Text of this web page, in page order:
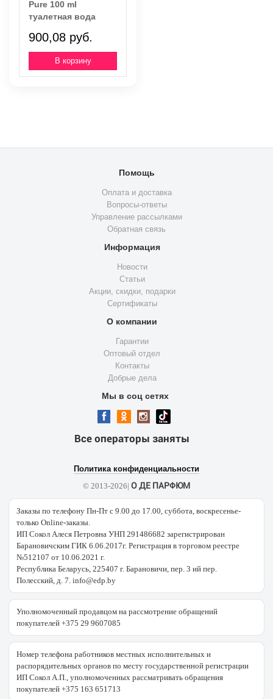
Pure 100 ml
туалетная вода
900,08 руб.
Помощь
Оплата и доставка
Вопросы-ответы
Управление рассылками
Обратная связь
Информация
Новости
Статьи
Акции, скидки, подарки
Сертификаты
О компании
Гарантии
Оптовый отдел
Контакты
Добрые дела
Мы в соц сетях
Все операторы заняты
Политика конфиденциальности
© 2013-2026| О ДЕ ПАРФЮМ
Заказы по телефону Пн-Пт с 9.00 до 17.00, суббота, воскресенье-
только Online-заказы.
ИП Сокол Алеся Петровна УНП 291486682 зарегистрирован
Барановичским ГИК 6.06.2017г. Регистрация в торговом реестре
№512107 от 10.06.2021 г.
Республика Беларусь, 225407 г. Барановичи, пер. 3 ий пер.
Полесский, д. 7. info@edp.by
Уполномоченный продавцом на рассмотрение обращений
покупателей +375 29 9607085
Номер телефона работников местных исполнительных и
распорядительных органов по месту государственной регистрации
ИП Сокол А.П., уполномоченных рассматривать обращения
покупателей +375 163 651713